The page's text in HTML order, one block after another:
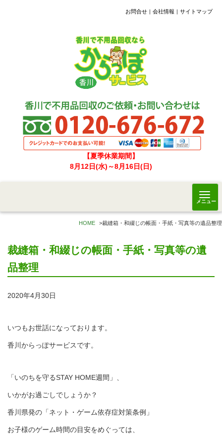
お問合せ 会社情報 サイトマップ
【夏季休業期間】
8月12日(水)～8月16日(日)
メニュー
HOME >裁縫箱・和綴じの帳面・手紙・写真等の遺品整理
裁縫箱・和綴じの帳面・手紙・写真等の遺
品整理
2020年4月30日
いつもお世話になっております。
香川からっぽサービスです。
「いのちを守るSTAY HOME週間」、
いかがお過ごしでしょうか？
香川県発の「ネット・ゲーム依存症対策条例」
お子様のゲーム時間の目安をめぐっては、